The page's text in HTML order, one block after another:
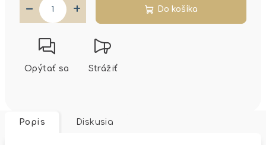
+
− Do košíka
Opýtať sa Strážiť
Popis Diskusia